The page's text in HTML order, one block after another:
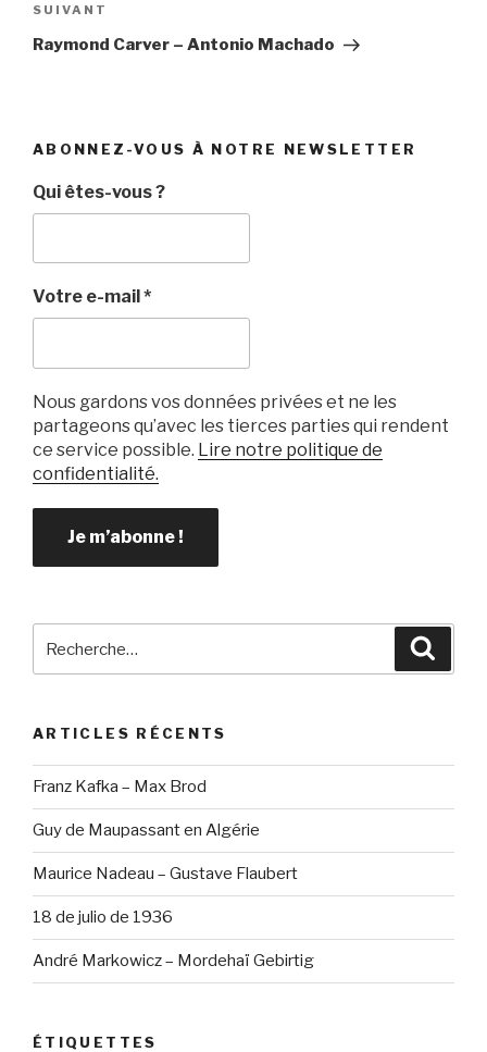
Article
suivant
SUIVANT
Raymond Carver – Antonio Machado
ABONNEZ-VOUS À NOTRE NEWSLETTER
Qui êtes-vous ?
Votre e-mail *
Nous gardons vos données privées et ne les
partageons qu’avec les tierces parties qui rendent
ce service possible. Lire notre politique de
confidentialité.
pour
ARTICLES RÉCENTS
Franz Kafka – Max Brod
Guy de Maupassant en Algérie
Maurice Nadeau – Gustave Flaubert
18 de julio de 1936
André Markowicz – Mordehaï Gebirtig
ÉTIQUETTES